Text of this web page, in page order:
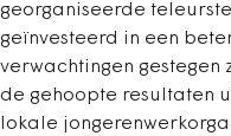
georganiseerde
geïnvesteerd in een
verwachtingen
de gehoopte resultaten
lokale